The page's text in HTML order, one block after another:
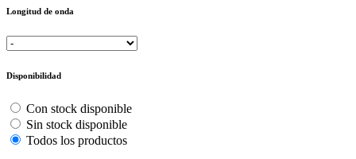
Longitud de onda
Disponibilidad
Con stock disponible
Sin stock disponible
Todos los productos